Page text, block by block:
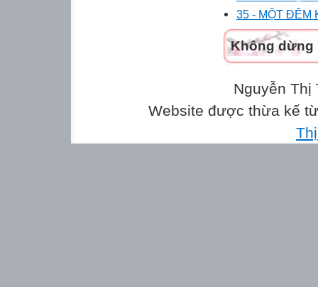
35 - MỘT ĐÊM
Không dừng
Nguyễn Thị
Website được thừa kế